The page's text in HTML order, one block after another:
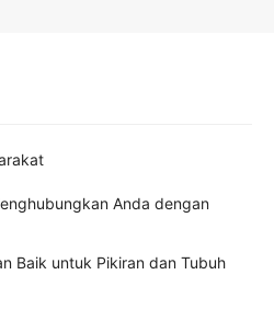
Anda dengan
Baik untuk Pikiran dan Tubuh